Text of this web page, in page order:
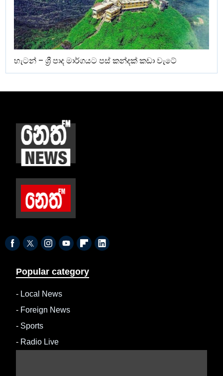
හැටන් – ශ්‍රී පාද මාර්ගයට පස් කන්දක් කඩා වැටේ
Popular category
- Local News
- Foreign News
- Sports
- Radio Live